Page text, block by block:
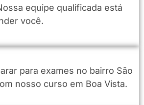
equipe qualificada está
você.
para exames no bairro São
nosso curso em Boa Vista.